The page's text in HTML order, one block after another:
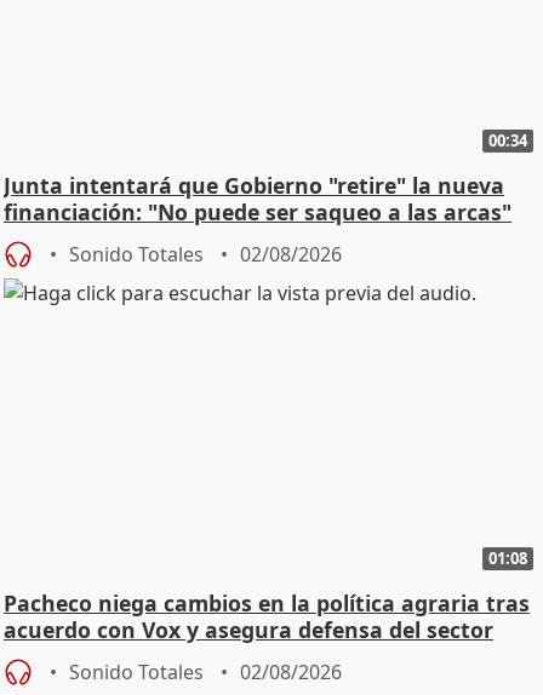
00:34
Junta intentará que Gobierno "retire" la nueva
financiación: "No puede ser saqueo a las arcas"
Sonido Totales 02/08/2026
01:08
Pacheco niega cambios en la política agraria tras
acuerdo con Vox y asegura defensa del sector
Sonido Totales 02/08/2026